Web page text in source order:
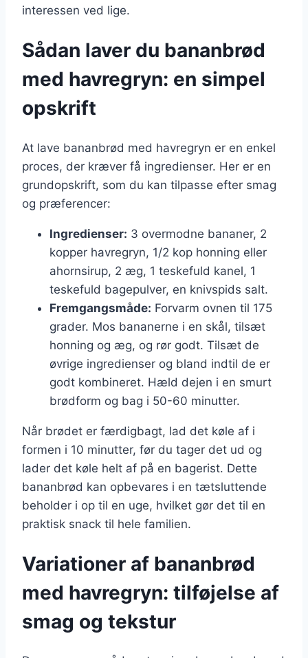
interessen ved lige.
Sådan laver du bananbrød
med havregryn: en simpel
opskrift
At lave bananbrød med havregryn er en enkel
proces, der kræver få ingredienser. Her er en
grundopskrift, som du kan tilpasse efter smag
og præferencer:
Ingredienser: 3 overmodne bananer, 2
kopper havregryn, 1/2 kop honning eller
ahornsirup, 2 æg, 1 teskefuld kanel, 1
teskefuld bagepulver, en knivspids salt.
Fremgangsmåde: Forvarm ovnen til 175
grader. Mos bananerne i en skål, tilsæt
honning og æg, og rør godt. Tilsæt de
øvrige ingredienser og bland indtil de er
godt kombineret. Hæld dejen i en smurt
brødform og bag i 50-60 minutter.
Når brødet er færdigbagt, lad det køle af i
formen i 10 minutter, før du tager det ud og
lader det køle helt af på en bagerist. Dette
bananbrød kan opbevares i en tætsluttende
beholder i op til en uge, hvilket gør det til en
praktisk snack til hele familien.
Variationer af bananbrød
med havregryn: tilføjelse af
smag og tekstur